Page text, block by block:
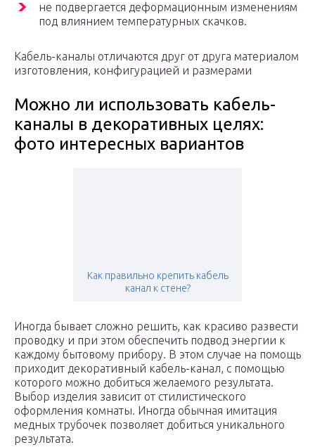
не подвергается деформационным изменениям
под влиянием температурных скачков.
Кабель-каналы отличаются друг от друга материалом
изготовления, конфигурацией и размерами
Можно ли использовать кабель-
каналы в декоративных целях:
фото интересных вариантов
Как правильно крепить кабель
канал к стене?
Иногда бывает сложно решить, как красиво развести
проводку и при этом обеспечить подвод энергии к
каждому бытовому прибору. В этом случае на помощь
приходит декоративный кабель-канал, с помощью
которого можно добиться желаемого результата.
Выбор изделия зависит от стилистического
оформления комнаты. Иногда обычная имитация
медных трубочек позволяет добиться уникального
результата.